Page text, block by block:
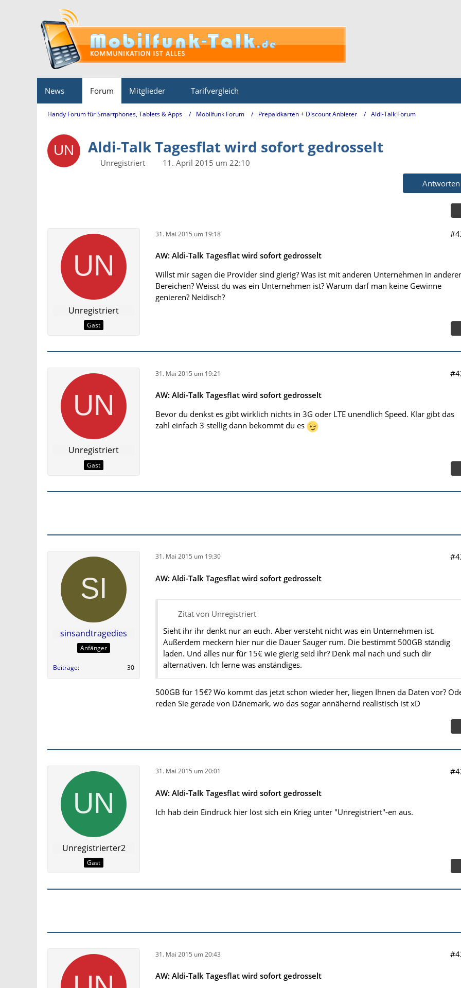
News Forum Mitglieder Tarifvergleich
Handy Forum für Smartphones, Tablets & Apps Mobilfunk Forum Prepaidkarten + Discount Anbieter Aldi-Talk Forum
Aldi-Talk Tagesflat wird sofort gedrosselt
Unregistriert
11. April 2015 um 22:10
Antworten
Unregistriert
Gast
31. Mai 2015 um 19:18
AW: Aldi-Talk Tagesflat wird sofort gedrosselt
Willst mir sagen die Provider sind gierig? Was ist mit anderen Unternehmen in
Bereichen? Weisst du was ein Unternehmen ist? Warum darf man keine Gewinne
genieren? Neidisch?
Unregistriert
Gast
31. Mai 2015 um 19:21
AW: Aldi-Talk Tagesflat wird sofort gedrosselt
Bevor du denkst es gibt wirklich nichts in 3G oder LTE unendlich Speed. Klar gibt das
zahl einfach 3 stellig dann bekommt du es
sinsandtragedies
Anfänger
Beiträge 30
31. Mai 2015 um 19:30
AW: Aldi-Talk Tagesflat wird sofort gedrosselt
Zitat von Unregistriert
Sieht ihr ihr denkt nur an euch. Aber versteht nicht was ein Unternehmen ist.
Außerdem meckern hier nur die Dauer Sauger rum. Die bestimmt 500GB ständig
laden. Und alles nur für 15€ wie gierig seid ihr? Denk mal nach und such dir
alternativen. Ich lerne was anständiges.
500GB für 15€? Wo kommt das jetzt schon wieder her, liegen Ihnen da Daten vor?
reden Sie gerade von Dänemark, wo das sogar annähernd realistisch ist xD
Unregistrierter2
Gast
31. Mai 2015 um 20:01
AW: Aldi-Talk Tagesflat wird sofort gedrosselt
Ich hab dein Eindruck hier löst sich ein Krieg unter "Unregistriert"-en aus.
31. Mai 2015 um 20:43
AW: Aldi-Talk Tagesflat wird sofort gedrosselt